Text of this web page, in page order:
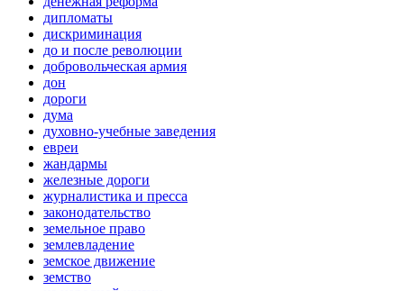
дипломаты
дискриминация
до и после революции
добровольческая армия
дон
дороги
дума
духовно-учебные заведения
евреи
жандармы
железные дороги
журналистика и пресса
законодательство
земельное право
землевладение
земское движение
земство